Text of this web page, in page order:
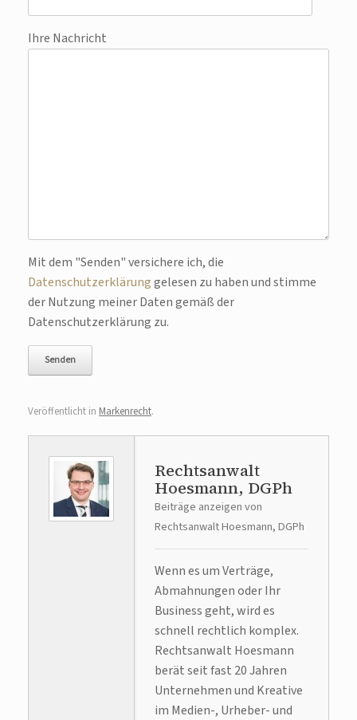
Ihre Nachricht
Bitte lasse dieses Feld leer.
Mit dem "Senden" versichere ich, die
Datenschutzerklärunggelesen zu haben und stimme
der Nutzung meiner Daten gemäß der
Datenschutzerklärung zu.
Veröffentlicht in Markenrecht.
Rechtsanwalt
Hoesmann, DGPh
Beiträge anzeigen von
Rechtsanwalt Hoesmann, DGPh
Wenn es um Verträge,
Abmahnungen oder Ihr
Business geht, wird es
schnell rechtlich komplex.
Rechtsanwalt Hoesmann
berät seit fast 20 Jahren
Unternehmen und Kreative
im Medien-, Urheber- und